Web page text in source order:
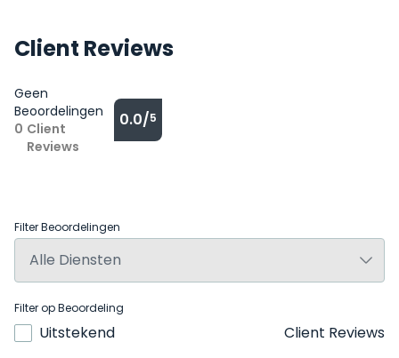
Client Reviews
Geen
Beoordelingen
0 Client
Reviews
0.0/5
Filter Beoordelingen
Filter op Beoordeling
Uitstekend
Client Reviews